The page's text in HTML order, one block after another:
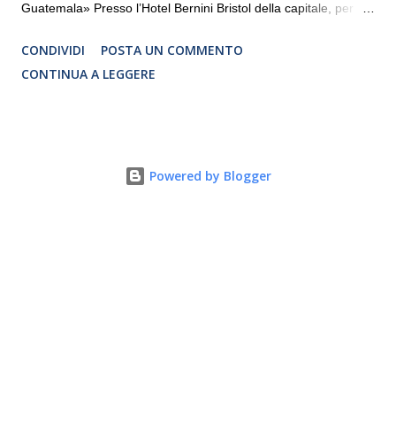
Guatemala» Presso l’Hotel Bernini Bristol della capitale, per la
programmazione del Rotary Club Roma Sud-Est che festeggia
i quaranta anni di attività. Un’occasione per raccontare al
riguardano sia il territorio che le missioni all’estero in paesi in
CONDIVIDI
POSTA UN COMMENTO
CONTINUA A LEGGERE
Powered by Blogger